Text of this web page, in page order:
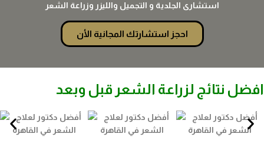
استشارى الجلدية و التجميل والليزر وزراعة الشعر
احجز استشارتك المجانية الأن
افضل نتائج لزراعة الشعر قبل وبعد